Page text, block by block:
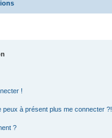
!
peux à présent plus me connecter ?!
?